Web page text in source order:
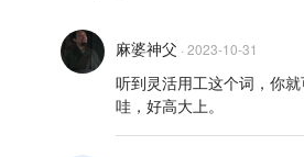
麻婆神父 · 2023-10-31
听到灵活用工这个词，你
哇，好高大上。